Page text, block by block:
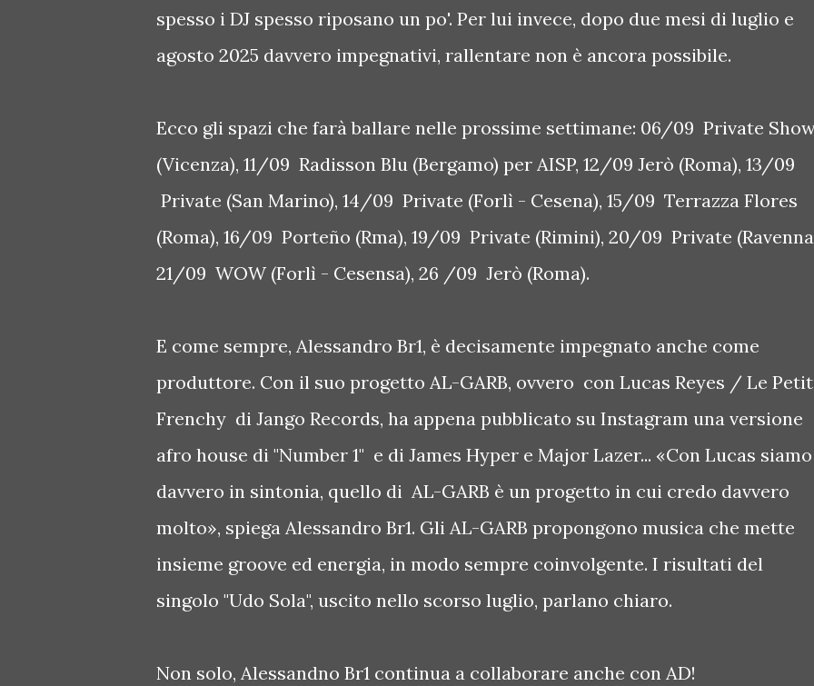
spesso i DJ spesso riposano un po'. Per lui invece, dopo due mesi di luglio e
agosto 2025 davvero impegnativi, rallentare non è ancora possibile.
Ecco gli spazi che farà ballare nelle prossime settimane: 06/09 Private
(Vicenza), 11/09 Radisson Blu (Bergamo) per AISP, 12/09 Jerò (Roma), 13/09
Private (San Marino), 14/09 Private (Forlì - Cesena), 15/09 Terrazza Flores
(Roma), 16/09 Porteño (Rma), 19/09 Private (Rimini), 20/09 Private
21/09 WOW (Forlì - Cesensa), 26 /09 Jerò (Roma).
E come sempre, Alessandro Br1, è decisamente impegnato anche come
produttore. Con il suo progetto AL-GARB, ovvero con Lucas Reyes / Le Petit
Frenchy di Jango Records, ha appena pubblicato su Instagram una versione
afro house di "Number 1" e di James Hyper e Major Lazer... «Con Lucas siamo
davvero in sintonia, quello di AL-GARB è un progetto in cui credo davvero
molto», spiega Alessandro Br1. Gli AL-GARB propongono musica che mette
insieme groove ed energia, in modo sempre coinvolgente. I risultati del
singolo "Udo Sola", uscito nello scorso luglio, parlano chiaro.
Non solo, Alessandno Br1 continua a collaborare anche con AD!